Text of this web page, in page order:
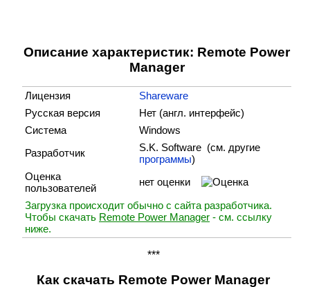
Описание характеристик: Remote Power
Manager
Лицензия
Shareware
Русская версия
Нет (англ. интерфейс)
Система
Windows
Разработчик
S.K. Software (cм. другие
программы)
Оценка
пользователей
нет оценки
Загрузка происходит обычно с сайта разработчика.
Чтобы скачать Remote Power Manager - см. ссылку
ниже.
***
Как скачать Remote Power Manager